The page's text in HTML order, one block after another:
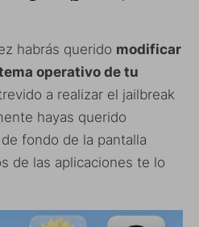
habrás querido modificar
operativo de tu
a realizar el jailbreak
hayas querido
fondo de la pantalla
de las aplicaciones te lo